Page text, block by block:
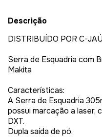
Descrição
DISTRIBUÍDO POR C-
Serra de Esquadria com
Makita
Características:
A Serra de Esquadria
possui marcação a laser,
DXT.
Dupla saída de pó.